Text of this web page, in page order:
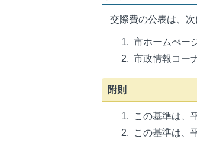
交際費の公表は、
市ホームぺー
市政情報コー
附則
この基準は、
この基準は、